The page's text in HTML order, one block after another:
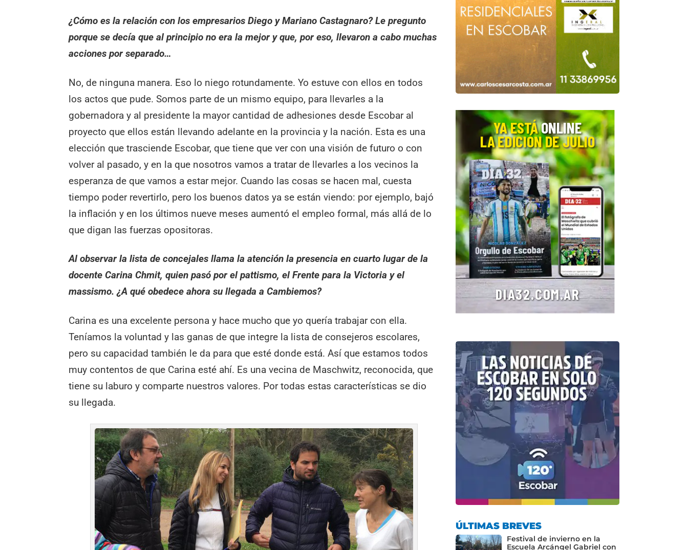
¿Cómo es la relación con los empresarios Diego y Mariano Castagnaro? Le pregunto
porque se decía que al principio no era la mejor y que, por eso, llevaron a cabo muchas
acciones por separado…
No, de ninguna manera. Eso lo niego rotundamente. Yo estuve con ellos en todos
los actos que pude. Somos parte de un mismo equipo, para llevarles a la
gobernadora y al presidente la mayor cantidad de adhesiones desde Escobar al
proyecto que ellos están llevando adelante en la provincia y la nación. Esta es una
elección que trasciende Escobar, que tiene que ver con una visión de futuro o con
volver al pasado, y en la que nosotros vamos a tratar de llevarles a los vecinos la
esperanza de que vamos a estar mejor. Cuando las cosas se hacen mal, cuesta
tiempo poder revertirlo, pero los buenos datos ya se están viendo: por ejemplo, bajó
la inflación y en los últimos nueve meses aumentó el empleo formal, más allá de lo
que digan las fuerzas opositoras.
Al observar la lista de concejales llama la atención la presencia en cuarto lugar de la
docente Carina Chmit, quien pasó por el pattismo, el Frente para la Victoria y el
massismo. ¿A qué obedece ahora su llegada a Cambiemos?
Carina es una excelente persona y hace mucho que yo quería trabajar con ella.
Teníamos la voluntad y las ganas de que integre la lista de consejeros escolares,
pero su capacidad también le da para que esté donde está. Así que estamos todos
muy contentos de que Carina esté ahí. Es una vecina de Maschwitz, reconocida, que
tiene su laburo y comparte nuestros valores. Por todas estas características se dio
su llegada.
ÚLTIMAS BREVES
Festival de invierno en la
Escuela Arcángel Gabriel con